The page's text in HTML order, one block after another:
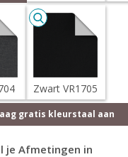
Zwart VR1705
gratis kleurstaal aan
je Afmetingen in